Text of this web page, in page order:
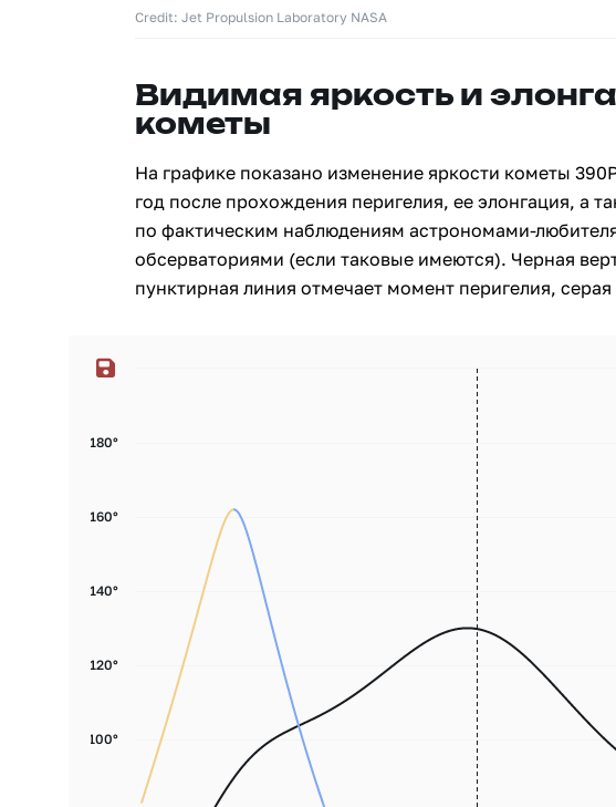
Credit: Jet Propulsion Laboratory NASA
Видимая яркость и
кометы
На графике показано изменение яркости кометы
год после прохождения перигелия, ее элонгация, а
по фактическим наблюдениям астрономами-
обсерваториями (если таковые имеются). Черная
пунктирная линия отмечает момент перигелия,
100°
120°
140°
160°
180°